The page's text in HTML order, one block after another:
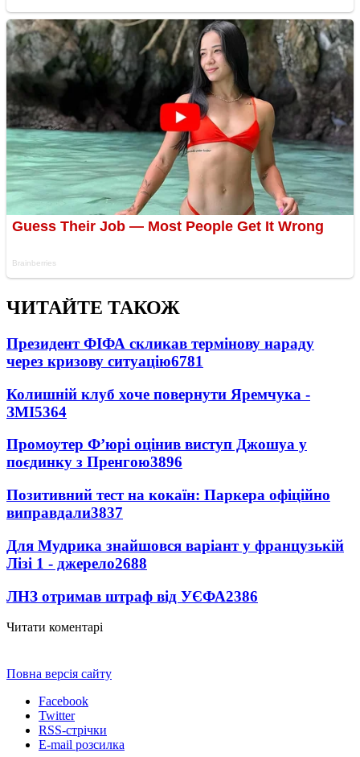
ЧИТАЙТЕ ТАКОЖ
Президент ФІФА скликав термінову нараду
через кризову ситуацію6781
Колишній клуб хоче повернути Яремчука -
ЗМІ5364
Промоутер Ф’юрі оцінив виступ Джошуа у
поєдинку з Пренгою3896
Позитивний тест на кокаїн: Паркера офіційно
виправдали3837
Для Мудрика знайшовся варіант у французькій
Лізі 1 - джерело2688
ЛНЗ отримав штраф від УЄФА2386
Читати коментарі
Повна версія сайту
Facebook
Twitter
RSS-стрічки
E-mail розсилка